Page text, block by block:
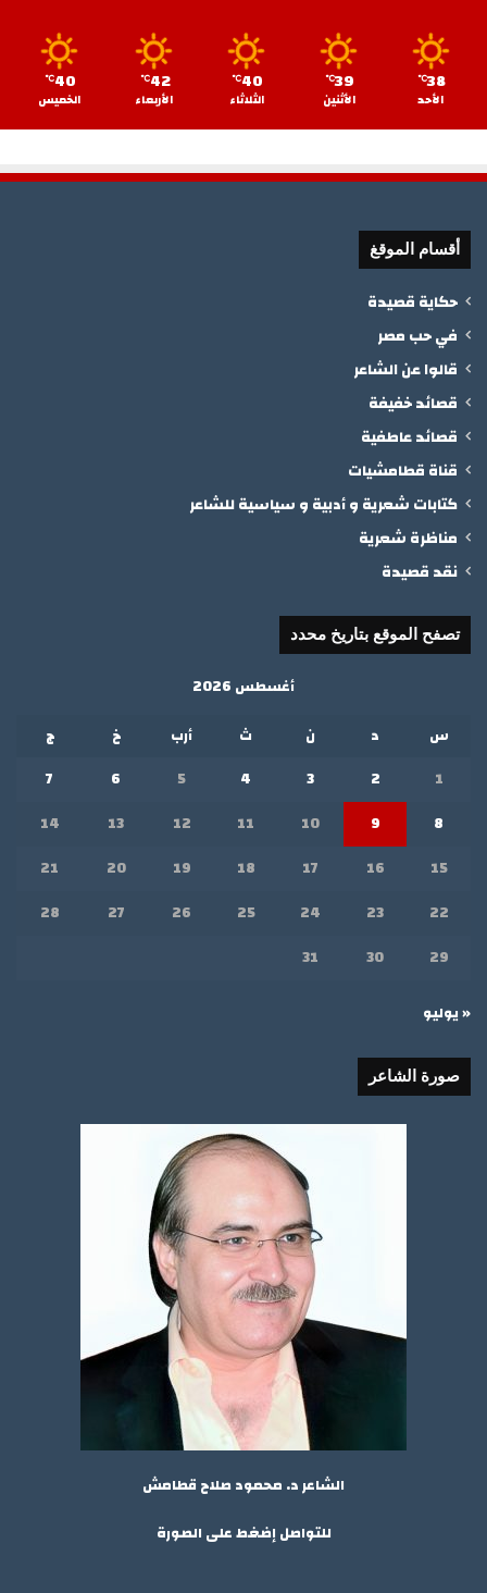
38
℃
الأحد
39
℃
الأثنين
40
℃
الثلاثاء
42
℃
الأربعاء
40
℃
الخميس
أقسام الموقغ
حكاية قصيدة
في حب مصر
قالوا عن الشاعر
قصائد خفيفة
قصائد عاطفية
قناة قطامشيات
كتابات شعرية و أدبية و سياسية للشاعر
مناظرة شعرية
نقد قصيدة
تصفح الموقع بتاريخ محدد
أغسطس 2026
س
د ن ث أرب خ
ج
1
2
3
4
5
6
7
8
9
10
11
12
13
14
15
16
17
18
19
20
21
22
23
24
25
26
27
28
29
30
31
« يوليو
صورة الشاعر
الشاعر د. محمود صلاح قطامش
للتواصل إضغط على الصورة